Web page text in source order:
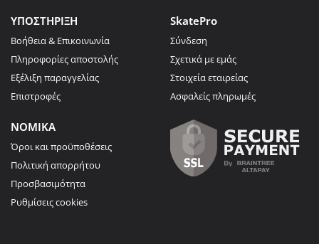
ΥΠΟΣΤΗΡΙΞΗ
Βοήθεια & Επικοινωνία
Πληροφορίες αποστολής
Εξέλιξη παραγγελίας
Επιστροφές
SkatePro
Σύνδεση
Σχετικά με εμάς
Στοιχεία εταιρείας
Ασφαλείς πληρωμές
ΝΟΜΙΚΑ
Όροι και προϋποθέσεις
Πολιτική απορρήτου
Προσβασιμότητα
Ρυθμίσεις cookies